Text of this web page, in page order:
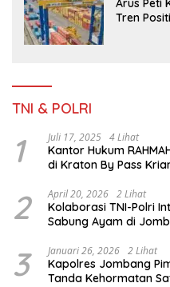
Arus Peti
Tren
TNI & POLRI
1 Juli 17, 2025 4 Lihat
Kantor Hukum
di Kraton By Pass
2 April 20, 2026 2 Lihat
Kolaborasi TNI-Polri
Sabung Ayam di
3 Januari 26, 2026 2 Lihat
Kapolres Jombang
Tanda Kehormatan